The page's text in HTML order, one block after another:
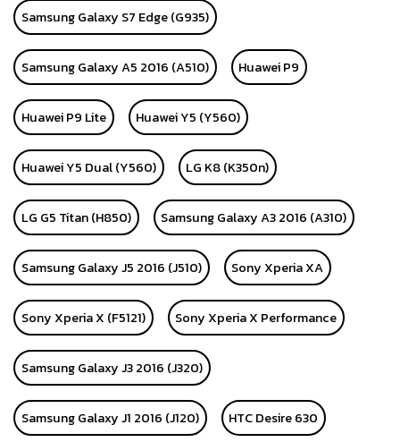
Samsung Galaxy S7 Edge (G935)
Samsung Galaxy A5 2016 (A510) Huawei P9
Huawei P9 Lite Huawei Y5 (Y560)
Huawei Y5 Dual (Y560) LG K8 (K350n)
LG G5 Titan (H850) Samsung Galaxy A3 2016 (A310)
Samsung Galaxy J5 2016 (J510) Sony Xperia XA
Sony Xperia X (F5121) Sony Xperia X Performance
Samsung Galaxy J3 2016 (J320)
Samsung Galaxy J1 2016 (J120) HTC Desire 630